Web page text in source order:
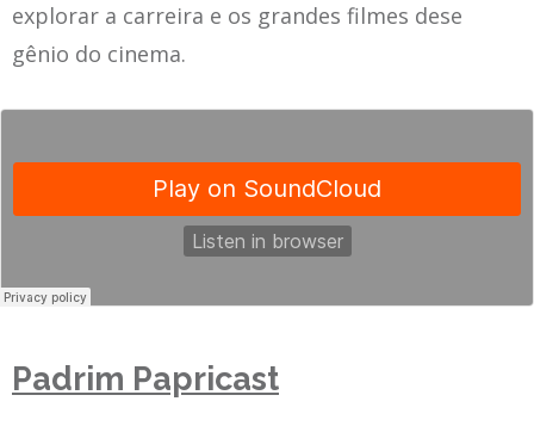
explorar a carreira e os grandes filmes dese
gênio do cinema.
Padrim Papricast